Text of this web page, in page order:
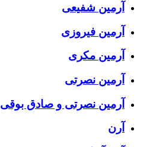
آرمین شفیعی
آرمین فیروزی
آرمین مکری
آرمین نصرتی
آرمین نصرتی و صادق بوقی
آرن